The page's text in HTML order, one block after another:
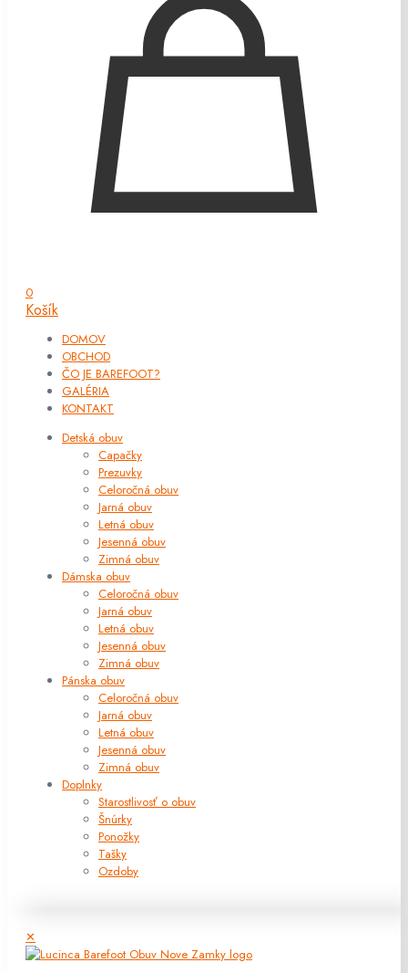
0
Košík
DOMOV
OBCHOD
ČO JE BAREFOOT?
GALÉRIA
KONTAKT
Detská obuv
Capačky
Prezuvky
Celoročná obuv
Jarná obuv
Letná obuv
Jesenná obuv
Zimná obuv
Dámska obuv
Celoročná obuv
Jarná obuv
Letná obuv
Jesenná obuv
Zimná obuv
Pánska obuv
Celoročná obuv
Jarná obuv
Letná obuv
Jesenná obuv
Zimná obuv
Doplnky
Starostlivosť o obuv
Šnúrky
Ponožky
Tašky
Ozdoby
✕